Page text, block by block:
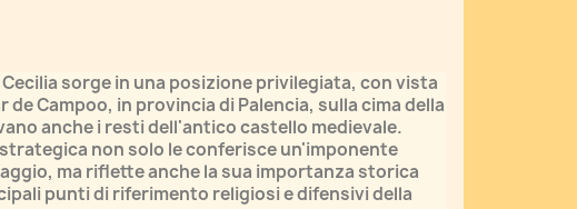
Cecilia sorge in una posizione privilegiata, con vista
de Campoo, in provincia di Palencia, sulla cima della
anche i resti dell'antico castello medievale.
non solo le conferisce un'imponente
ma riflette anche la sua importanza storica
punti di riferimento religiosi e difensivi della